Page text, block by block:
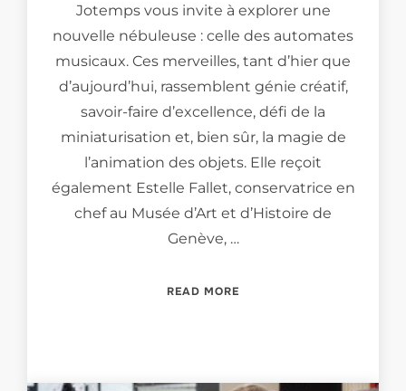
Jotemps vous invite à explorer une
nouvelle nébuleuse : celle des automates
musicaux. Ces merveilles, tant d’hier que
d’aujourd’hui, rassemblent génie créatif,
savoir-faire d’excellence, défi de la
miniaturisation et, bien sûr, la magie de
l’animation des objets. Elle reçoit
également Estelle Fallet, conservatrice en
chef au Musée d’Art et d’Histoire de
Genève, …
READ MORE